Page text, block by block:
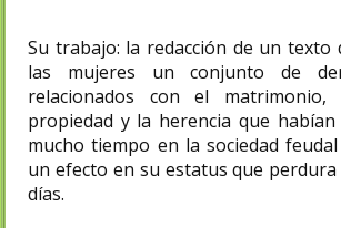
Su trabajo: la redacción de un texto
las mujeres un conjunto de
relacionados con el
propiedad y la herencia que
mucho tiempo en la sociedad
un efecto en su estatus que
días.